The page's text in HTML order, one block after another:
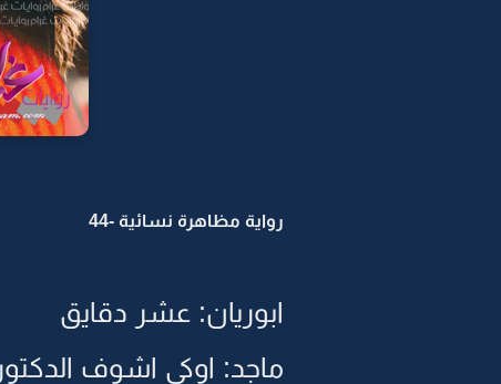
رواية مظاهرة نسائية -44
ابوريان: عشر دقايق
ماجد: اوكي اشوف